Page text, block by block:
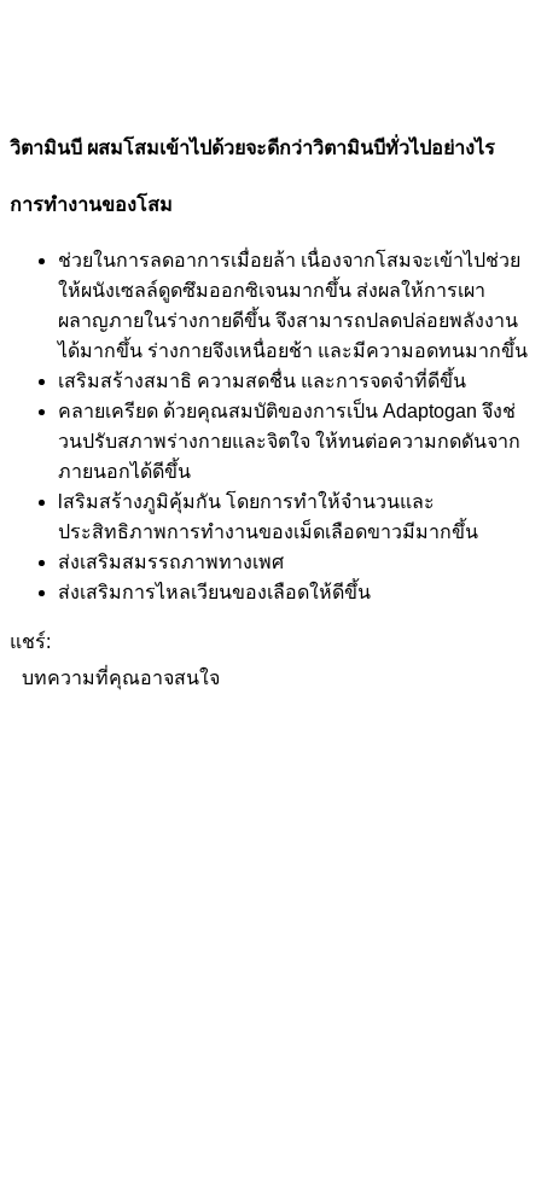
วิตามินบี ผสมโสมเข้าไปด้วยจะดีกว่าวิตามินบีทั่วไปอย่างไร
การทำงานของโสม
ช่วยในการลดอาการเมื่อยล้า เนื่องจากโสมจะเข้าไปช่วย
ให้ผนังเซลล์ดูดซึมออกซิเจนมากขึ้น ส่งผลให้การเผา
ผลาญภายในร่างกายดีขึ้น จึงสามารถปลดปล่อยพลังงาน
ได้มากขึ้น ร่างกายจึงเหนื่อยช้า และมีความอดทนมากขึ้น
เสริมสร้างสมาธิ ความสดชื่น และการจดจำที่ดีขึ้น
คลายเครียด ด้วยคุณสมบัติของการเป็น Adaptogan จึงช่
วนปรับสภาพร่างกายและจิตใจ ให้ทนต่อความกดดันจาก
ภายนอกได้ดีขึ้น
lสริมสร้างภูมิคุ้มกัน โดยการทำให้จำนวนและ
ประสิทธิภาพการทำงานของเม็ดเลือดขาวมีมากขึ้น
ส่งเสริมสมรรถภาพทางเพศ
ส่งเสริมการไหลเวียนของเลือดให้ดีขึ้น
แชร์:
บทความที่คุณอาจสนใจ